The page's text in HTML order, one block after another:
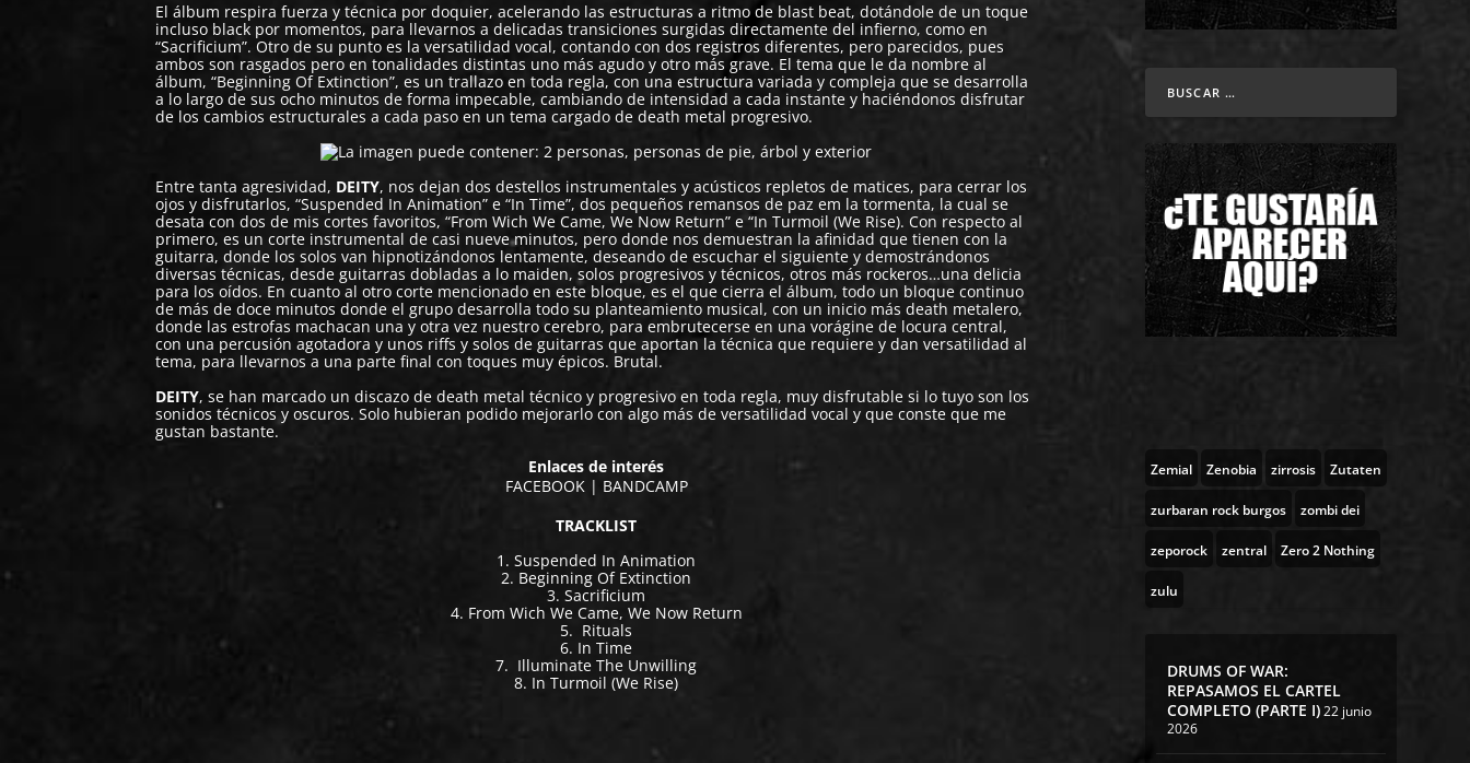
El álbum respira fuerza y técnica por doquier, acelerando las estructuras a ritmo de blast beat, dotándole de un toque
incluso black por momentos, para llevarnos a delicadas transiciones surgidas directamente del infierno, como en
“Sacrificium”. Otro de su punto es la versatilidad vocal, contando con dos registros diferentes, pero parecidos, pues
ambos son rasgados pero en tonalidades distintas uno más agudo y otro más grave. El tema que le da nombre al
álbum, “Beginning Of Extinction”, es un trallazo en toda regla, con una estructura variada y compleja que se desarrolla
a lo largo de sus ocho minutos de forma impecable, cambiando de intensidad a cada instante y haciéndonos disfrutar
de los cambios estructurales a cada paso en un tema cargado de death metal progresivo.
Entre tanta agresividad, DEITY, nos dejan dos destellos instrumentales y acústicos repletos de matices, para cerrar los
ojos y disfrutarlos, “Suspended In Animation” e “In Time”, dos pequeños remansos de paz em la tormenta, la cual se
desata con dos de mis cortes favoritos, “From Wich We Came, We Now Return” e “In Turmoil (We Rise). Con respecto al
primero, es un corte instrumental de casi nueve minutos, pero donde nos demuestran la afinidad que tienen con la
guitarra, donde los solos van hipnotizándonos lentamente, deseando de escuchar el siguiente y demostrándonos
diversas técnicas, desde guitarras dobladas a lo maiden, solos progresivos y técnicos, otros más rockeros…una delicia
para los oídos. En cuanto al otro corte mencionado en este bloque, es el que cierra el álbum, todo un bloque continuo
de más de doce minutos donde el grupo desarrolla todo su planteamiento musical, con un inicio más death metalero,
donde las estrofas machacan una y otra vez nuestro cerebro, para embrutecerse en una vorágine de locura central,
con una percusión agotadora y unos riffs y solos de guitarras que aportan la técnica que requiere y dan versatilidad al
tema, para llevarnos a una parte final con toques muy épicos. Brutal.
DEITY, se han marcado un discazo de death metal técnico y progresivo en toda regla, muy disfrutable si lo tuyo son los
sonidos técnicos y oscuros. Solo hubieran podido mejorarlo con algo más de versatilidad vocal y que conste que me
gustan bastante.
Enlaces de interés
FACEBOOK| BANDCAMP
TRACKLIST
1. Suspended In Animation
2. Beginning Of Extinction
3. Sacrificium
4. From Wich We Came, We Now Return
5. Rituals
6. In Time
7. Illuminate The Unwilling
8. In Turmoil (We Rise)
Zemial Zenobia zirrosis Zutaten
zurbaran rock burgos zombi dei
zeporock zentral Zero 2 Nothing
zulu
DRUMS OF WAR:
REPASAMOS EL CARTEL
COMPLETO (PARTE I)22 junio
2026